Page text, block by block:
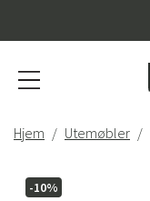
Hjem Utemøbler
-10%